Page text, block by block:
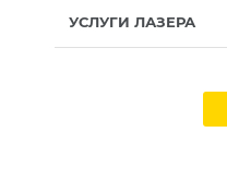
УСЛУГИ ЛАЗЕРА